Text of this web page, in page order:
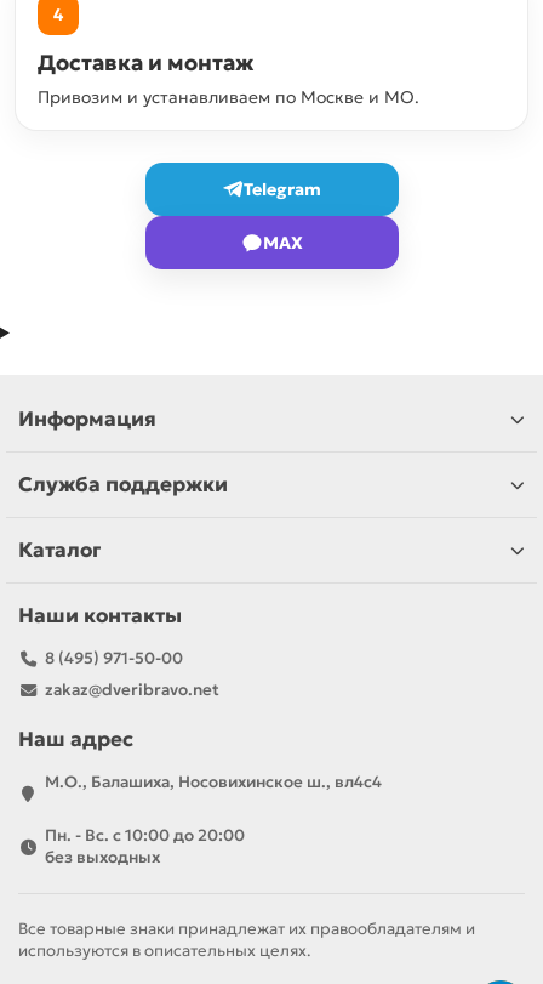
4
Доставка и монтаж
Привозим и устанавливаем по Москве и МО.
Telegram
MAX
Информация
Служба поддержки
Каталог
Наши контакты
8 (495) 971-50-00
zakaz@dveribravo.net
Наш адрес
М.О., Балашиха, Носовихинское ш., вл4с4
Пн. - Вс. с 10:00 до 20:00
без выходных
Все товарные знаки принадлежат их правообладателям и
используются в описательных целях.